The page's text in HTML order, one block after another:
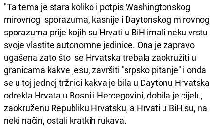
"Ta tema je stara koliko i potpis Washingtonskog
mirovnog sporazuma, kasnije i Daytonskog mirovnog
sporazuma prije kojih su Hrvati u BiH imali neku vrstu
svoje vlastite autonomne jedinice. Ona je zapravo
ugašena zato što se Hrvatska trebala zaokružiti u
granicama kakve jesu, završiti "srpsko pitanje" i onda
se u toj jednoj tržnici kakva je bila u Daytonu Hrvatska
odrekla Hrvata u Bosni i Hercegovini, dobila je cijelu,
zaokruženu Republiku Hrvatsku, a Hrvati u BiH su, na
neki način, ostali kratkih rukava.